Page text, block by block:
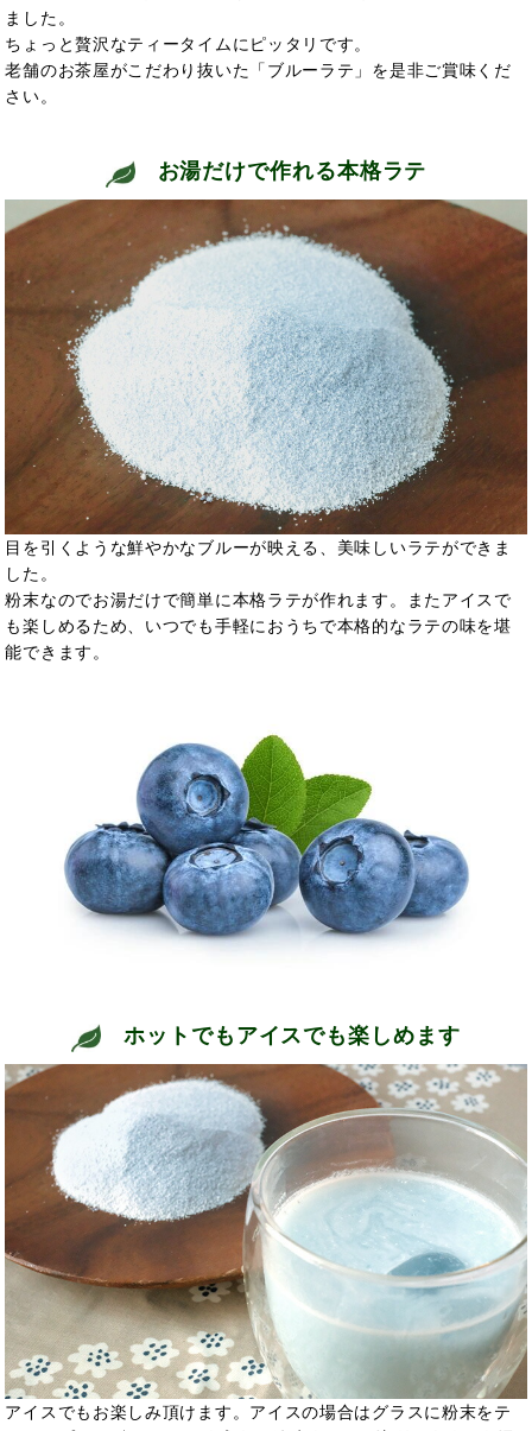
ました。
ちょっと贅沢なティータイムにピッタリです。
老舗のお茶屋がこだわり抜いた「ブルーラテ」を是非ご賞味くだ
さい。
お湯だけで作れる本格ラテ
目を引くような鮮やかなブルーが映える、美味しいラテができま
した。
粉末なのでお湯だけで簡単に本格ラテが作れます。またアイスで
も楽しめるため、いつでも手軽におうちで本格的なラテの味を堪
能できます。
ホットでもアイスでも楽しめます
アイスでもお楽しみ頂けます。アイスの場合はグラスに粉末をテ